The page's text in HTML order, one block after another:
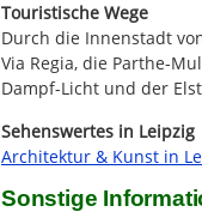
Touristische Wege
Durch die Innenstadt
Via Regia, die Parthe-
Dampf-Licht und der
Sehenswertes in Leipzig
Architektur & Kunst in
Sonstige